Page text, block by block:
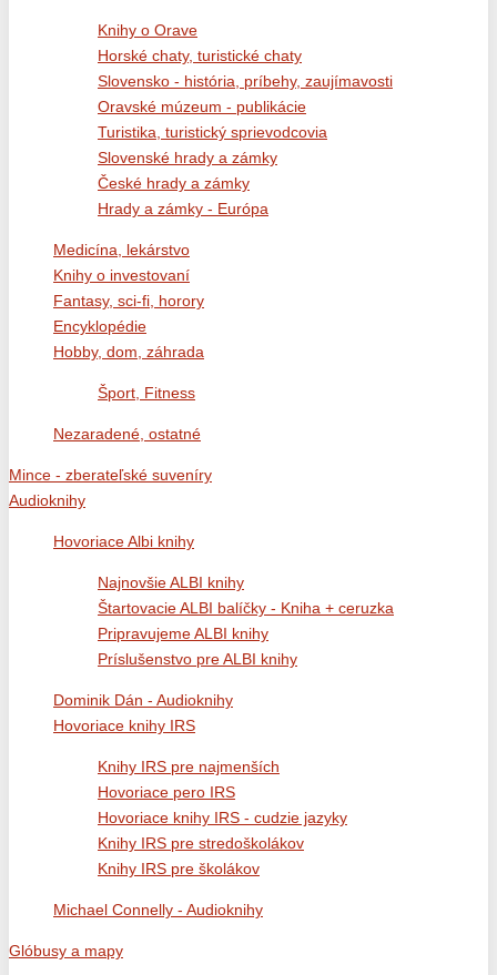
Knihy o Orave
Horské chaty, turistické chaty
Slovensko - história, príbehy, zaujímavosti
Oravské múzeum - publikácie
Turistika, turistický sprievodcovia
Slovenské hrady a zámky
České hrady a zámky
Hrady a zámky - Európa
Medicína, lekárstvo
Knihy o investovaní
Fantasy, sci-fi, horory
Encyklopédie
Hobby, dom, záhrada
Šport, Fitness
Nezaradené, ostatné
Mince - zberateľské suveníry
Audioknihy
Hovoriace Albi knihy
Najnovšie ALBI knihy
Štartovacie ALBI balíčky - Kniha + ceruzka
Pripravujeme ALBI knihy
Príslušenstvo pre ALBI knihy
Dominik Dán - Audioknihy
Hovoriace knihy IRS
Knihy IRS pre najmenších
Hovoriace pero IRS
Hovoriace knihy IRS - cudzie jazyky
Knihy IRS pre stredoškolákov
Knihy IRS pre školákov
Michael Connelly - Audioknihy
Glóbusy a mapy